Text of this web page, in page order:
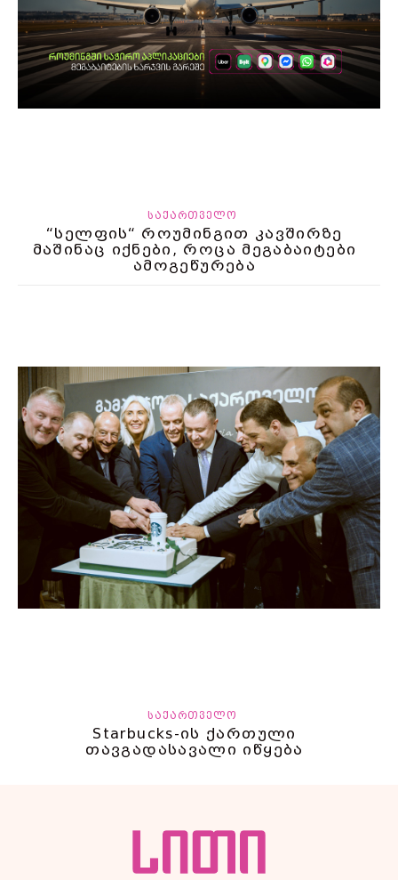
ᲡᲐᲥᲐᲠᲗᲕᲔᲚᲝ
“სელფის“ როუმინგით კავშირზე
მაშინაც იქნები, როცა მეგაბაიტები
ამოგეწურება
ᲡᲐᲥᲐᲠᲗᲕᲔᲚᲝ
Starbucks-ის ქართული
თავგადასავალი იწყება